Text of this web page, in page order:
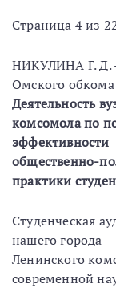
Страница 4 из
НИКУЛИНА Г. Д.
Омского
Деятельность
комсомола по
эффективности
общественно-
практики
Студенческая
нашего города
Ленинского
современной